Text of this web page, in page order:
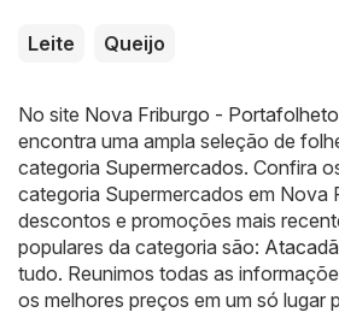
Leite Queijo
No site Nova Friburgo -
encontra uma ampla seleção de
categoria Supermercados. Confira
categoria Supermercados em Nova
descontos e promoções mais
populares da categoria são:
tudo. Reunimos todas as
os melhores preços em um só lugar